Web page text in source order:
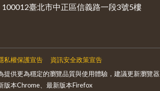
100012臺北市中正區信義路一段3號5樓
私權保護宣告 資訊安全政策宣告
提供更為穩定的瀏覽品質與使用體驗，建議更新瀏覽
版本Chrome、最新版本Firefox